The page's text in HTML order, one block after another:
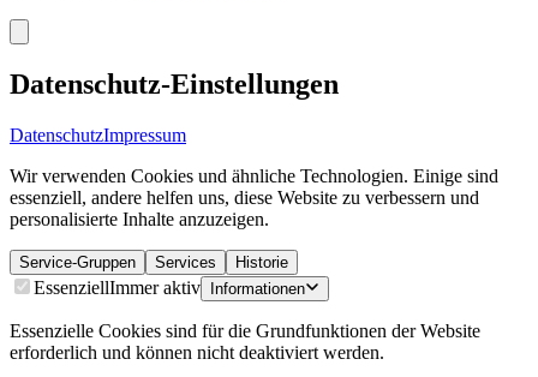
Datenschutz-Einstellungen
DatenschutzImpressum
Wir verwenden Cookies und ähnliche Technologien. Einige sind
essenziell, andere helfen uns, diese Website zu verbessern und
personalisierte Inhalte anzuzeigen.
Service-Gruppen Services Historie
EssenziellImmer aktiv Informationen
Essenzielle Cookies sind für die Grundfunktionen der Website
erforderlich und können nicht deaktiviert werden.